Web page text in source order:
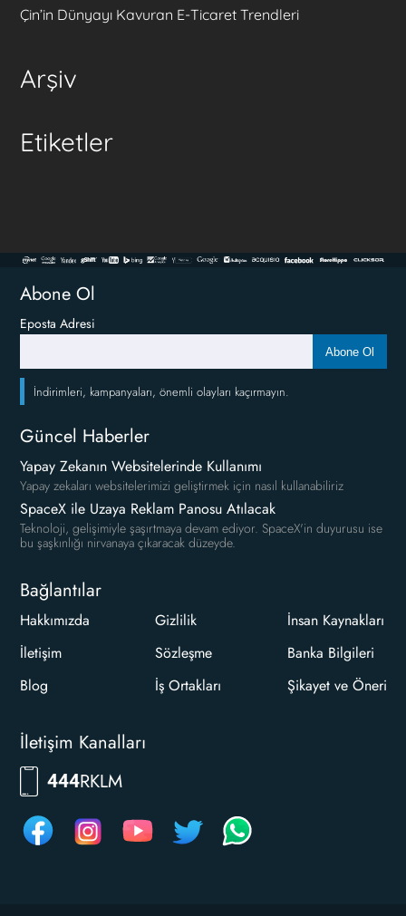
Çin’in Dünyayı Kavuran E-Ticaret Trendleri
Arşiv
Etiketler
Abone Ol
Eposta Adresi
Abone Ol
İndirimleri, kampanyaları, önemli olayları kaçırmayın.
Güncel Haberler
Yapay Zekanın Websitelerinde Kullanımı
Yapay zekaları websitelerimizi geliştirmek için nasıl kullanabiliriz
SpaceX ile Uzaya Reklam Panosu Atılacak
Teknoloji, gelişimiyle şaşırtmaya devam ediyor. SpaceX'in duyurusu ise
bu şaşkınlığı nirvanaya çıkaracak düzeyde.
Bağlantılar
Hakkımızda
İletişim
Blog
Gizlilik
Sözleşme
İş Ortakları
İnsan Kaynakları
Banka Bilgileri
Şikayet ve Öneri
İletişim Kanalları
444RKLM